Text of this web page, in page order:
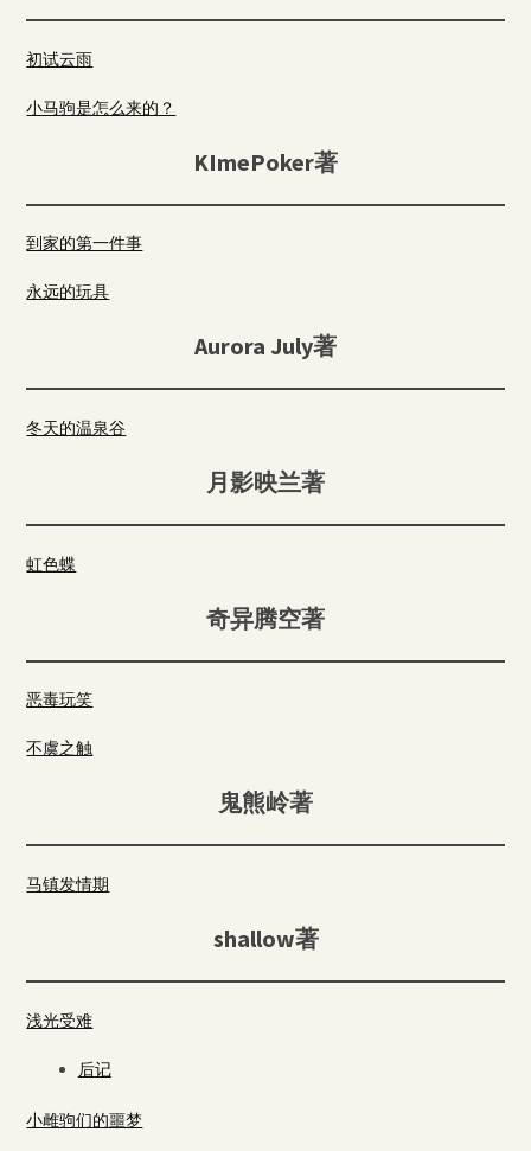
初试云雨
小马驹是怎么来的？
KImePoker著
到家的第一件事
永远的玩具
Aurora July著
冬天的温泉谷
月影映兰著
虹色蝶
奇异腾空著
恶毒玩笑
不虞之触
鬼熊岭著
马镇发情期
shallow著
浅光受难
后记
小雌驹们的噩梦